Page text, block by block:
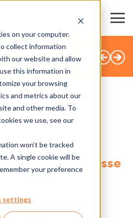
on your computer.
collect information
our website and allow
this information in
your browsing
and metrics about our
and other media. To
we use, see our
won’t be tracked
A single cookie will be
your preference
settings
système de caisse